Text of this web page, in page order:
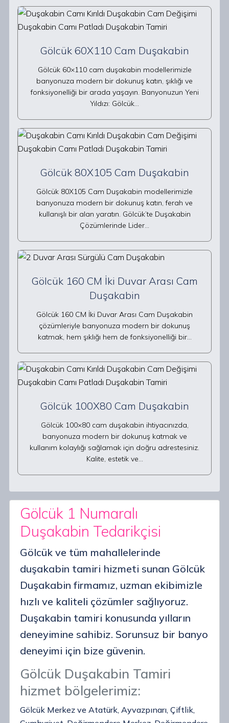
Gölcük 60X110 Cam Duşakabin
Gölcük 60×110 cam duşakabin modellerimizle
banyonuza modern bir dokunuş katın, şıklığı ve
fonksiyonelliği bir arada yaşayın. Banyonuzun Yeni
Yıldızı: Gölcük…
Gölcük 80X105 Cam Duşakabin
Gölcük 80X105 Cam Duşakabin modellerimizle
banyonuza modern bir dokunuş katın, ferah ve
kullanışlı bir alan yaratın. Gölcük’te Duşakabin
Çözümlerinde Lider…
Gölcük 160 CM İki Duvar Arası Cam
Duşakabin
Gölcük 160 CM İki Duvar Arası Cam Duşakabin
çözümleriyle banyonuza modern bir dokunuş
katmak, hem şıklığı hem de fonksiyonelliği bir…
Gölcük 100X80 Cam Duşakabin
Gölcük 100×80 cam duşakabin ihtiyacınızda,
banyonuza modern bir dokunuş katmak ve
kullanım kolaylığı sağlamak için doğru adrestesiniz.
Kalite, estetik ve…
Gölcük 1 Numaralı
Duşakabin Tedarikçisi
Gölcük ve tüm mahallelerinde
duşakabin tamiri hizmeti sunan Gölcük
Duşakabin firmamız, uzman ekibimizle
hızlı ve kaliteli çözümler sağlıyoruz.
Duşakabin tamiri konusunda yılların
deneyimine sahibiz. Sorunsuz bir banyo
deneyimi için bize güvenin.
Gölcük Duşakabin Tamiri
hizmet bölgelerimiz:
Gölcük Merkez ve Atatürk, Ayvazpınarı, Çiftlik,